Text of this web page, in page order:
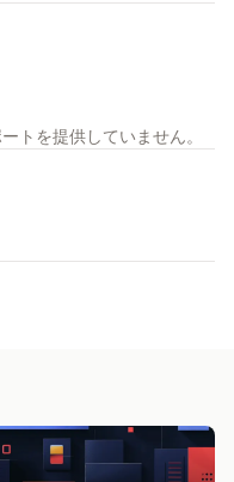
トを提供していません。